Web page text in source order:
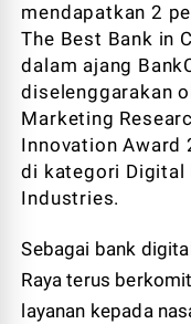
mendapatkan 2
The Best Bank in
dalam ajang
diselenggarakan
Marketing
Innovation Award
di kategori Digital
Industries.
Sebagai bank
Raya terus
layanan kepada